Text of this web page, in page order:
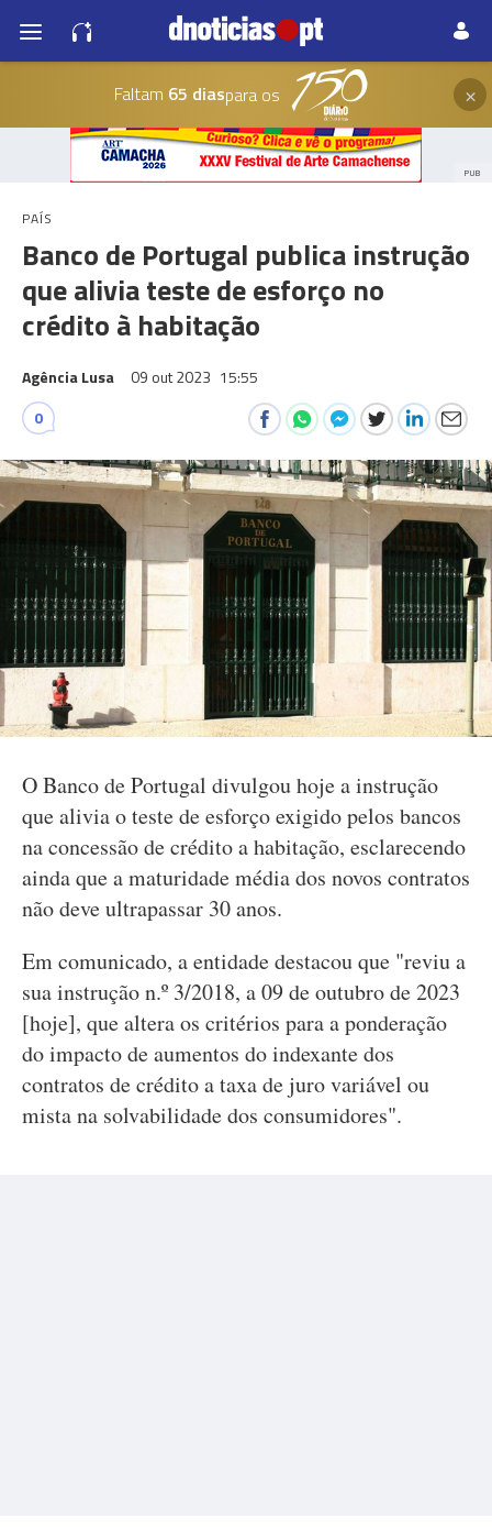
Faltam 65 diaspara os ×
PUB
PAÍS
Banco de Portugal publica instrução
que alivia teste de esforço no
crédito à habitação
Agência Lusa 09 out 2023 15:55
0
O Banco de Portugal divulgou hoje a instrução
que alivia o teste de esforço exigido pelos bancos
na concessão de crédito a habitação, esclarecendo
ainda que a maturidade média dos novos contratos
não deve ultrapassar 30 anos.
Em comunicado, a entidade destacou que "reviu a
sua instrução n.º 3/2018, a 09 de outubro de 2023
[hoje], que altera os critérios para a ponderação
do impacto de aumentos do indexante dos
contratos de crédito a taxa de juro variável ou
mista na solvabilidade dos consumidores".